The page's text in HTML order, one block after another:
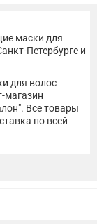
маски для
Петербурге и
для волос
магазин
Все товары
по всей